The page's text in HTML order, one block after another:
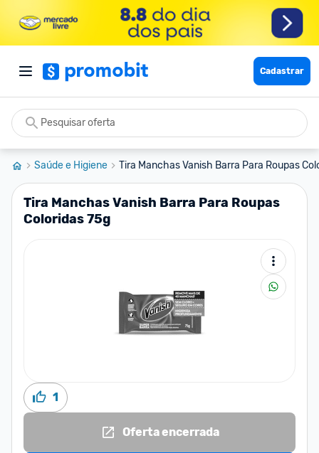
Cadastrar
Saúde e Higiene Tira Manchas Vanish Barra Para Roupas
Tira Manchas Vanish Barra Para Roupas
Coloridas 75g
1
Oferta encerrada